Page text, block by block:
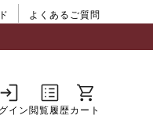
よくあるご質問